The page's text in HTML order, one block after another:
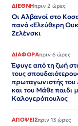
ΔΙΕΘΝΗπριν 2 ώρες
Οι Αλβανοί στο
πανό «Ελεύθερη
Ζελένσκι
ΔΙΑΦΟΡΑπριν 6 ώρες
Έφυγε από τη ζωή
τους
πρωταγωνιστής
και του Μάθε παιδι
Καλογερόπουλος
ΑΠΟΨΕΙΣπριν 13 ώρες